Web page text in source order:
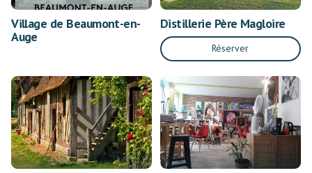
Village de Beaumont-en-
Auge
Distillerie Père Magloire
Réserver